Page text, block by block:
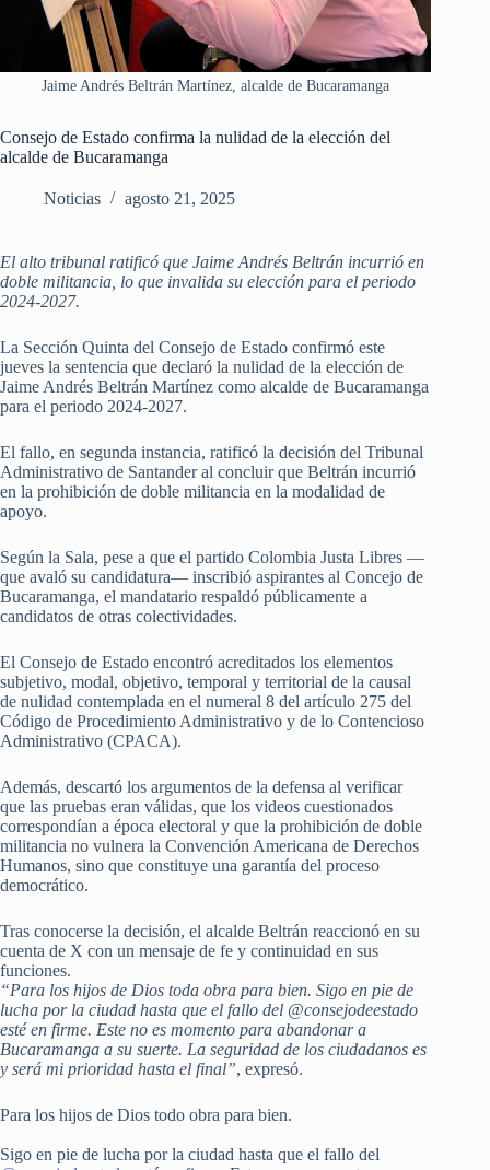
Jaime Andrés Beltrán Martínez, alcalde de Bucaramanga
Consejo de Estado confirma la nulidad de la elección del
alcalde de Bucaramanga
Noticias agosto 21, 2025
El alto tribunal ratificó que Jaime Andrés Beltrán incurrió en
doble militancia, lo que invalida su elección para el periodo
2024-2027.
La Sección Quinta del Consejo de Estado confirmó este
jueves la sentencia que declaró la nulidad de la elección de
Jaime Andrés Beltrán Martínez como alcalde de Bucaramanga
para el periodo 2024-2027.
El fallo, en segunda instancia, ratificó la decisión del Tribunal
Administrativo de Santander al concluir que Beltrán incurrió
en la prohibición de doble militancia en la modalidad de
apoyo.
Según la Sala, pese a que el partido Colombia Justa Libres —
que avaló su candidatura— inscribió aspirantes al Concejo de
Bucaramanga, el mandatario respaldó públicamente a
candidatos de otras colectividades.
El Consejo de Estado encontró acreditados los elementos
subjetivo, modal, objetivo, temporal y territorial de la causal
de nulidad contemplada en el numeral 8 del artículo 275 del
Código de Procedimiento Administrativo y de lo Contencioso
Administrativo (CPACA).
Además, descartó los argumentos de la defensa al verificar
que las pruebas eran válidas, que los videos cuestionados
correspondían a época electoral y que la prohibición de doble
militancia no vulnera la Convención Americana de Derechos
Humanos, sino que constituye una garantía del proceso
democrático.
Tras conocerse la decisión, el alcalde Beltrán reaccionó en su
cuenta de X con un mensaje de fe y continuidad en sus
funciones.
“Para los hijos de Dios toda obra para bien. Sigo en pie de
lucha por la ciudad hasta que el fallo del @consejodeestado
esté en firme. Este no es momento para abandonar a
Bucaramanga a su suerte. La seguridad de los ciudadanos es
y será mi prioridad hasta el final”, expresó.
Para los hijos de Dios todo obra para bien.
Sigo en pie de lucha por la ciudad hasta que el fallo del